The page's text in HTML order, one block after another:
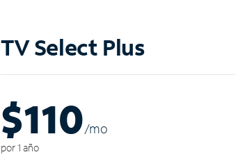
TV Select Plus
$110/mo
por 1 año